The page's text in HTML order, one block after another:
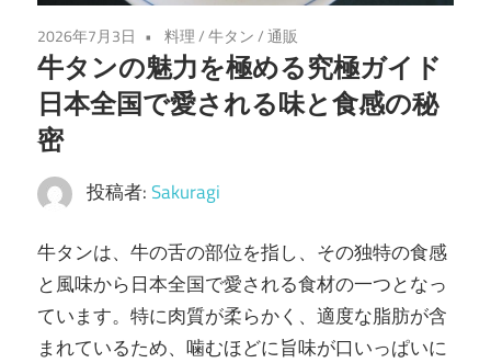
2026年7月3日 料理/牛タン/通販
牛タンの魅力を極める究極ガイド
日本全国で愛される味と食感の秘
密
投稿者:Sakuragi
牛タンは、牛の舌の部位を指し、その独特の食感
と風味から日本全国で愛される食材の一つとなっ
ています。 特に肉質が柔らかく、適度な脂肪が含
まれているため、噛むほどに旨味が口いっぱいに